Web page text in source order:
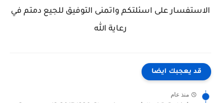
الاستفسار على اسئلتكم واتمنى التوفيق للجيع دمتم في
رعاية الله
قد يعجبك ايضا
منذ عام